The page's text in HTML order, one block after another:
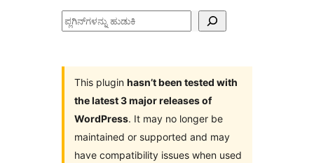
ಪ್ಲಗಿನ್‌ಗಳನ್ನು
This plugin hasn’t been tested with
the latest 3 major releases of
WordPress. It may no longer be
maintained or supported and may
have compatibility issues when used